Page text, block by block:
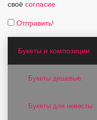
своё согласие
Отправить!
Букеты и композиции
Букеты дешевые
Букеты для невесты